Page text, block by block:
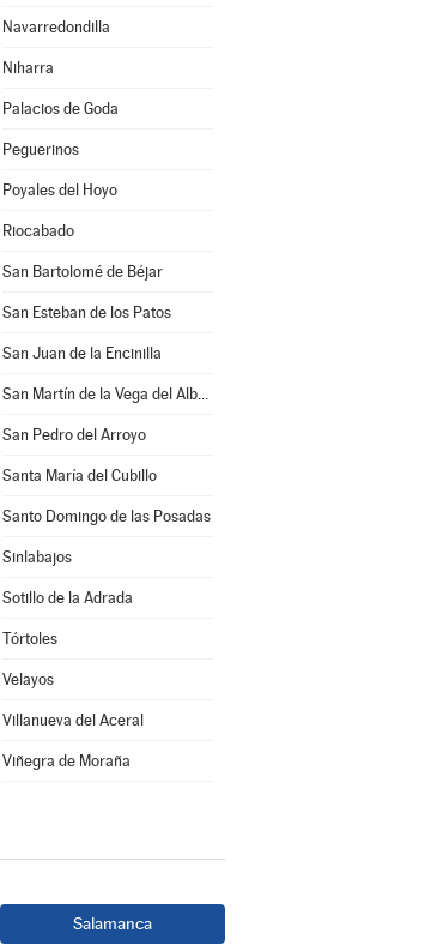
Navarredondilla
Niharra
Palacios de Goda
Peguerinos
Poyales del Hoyo
Riocabado
San Bartolomé de Béjar
San Esteban de los Patos
San Juan de la Encinilla
San Martín de la Vega del Alberche
San Pedro del Arroyo
Santa María del Cubillo
Santo Domingo de las Posadas
Sinlabajos
Sotillo de la Adrada
Tórtoles
Velayos
Villanueva del Aceral
Viñegra de Moraña
Salamanca